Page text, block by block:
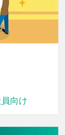
向け